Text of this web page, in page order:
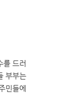
를 드러
부부는
민들에